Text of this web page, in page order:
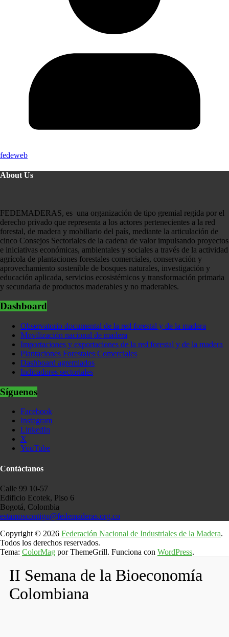
fedeweb
About Us
FEDEMADERAS, es una organización de tipo gremial regida por el
derecho privado que representa a los actores pertenecientes a la red
forestal, de madera y mobiliario del país, mediante la articulación de
cinco Consejos Sectoriales de la cadena de valor impulsando proyectos
e iniciativas económicas, ambientales y sociales a través de la actividad
agrícola de plantaciones forestales comerciales, conservación y
aprovechamiento sostenible de bosques naturales, investigación y
educación aplicada, servicios ecosistémicos y transformación primaria
y secundaria de productos maderables y no maderables.
Dashboard
Observatorio documental de la red forestal y de la madera
Movilización nacional de madera
Importaciones y exportaciones de la red forestal y de la madera
Plantaciones Forestales Comerciales
Dashboard agremiados
Indicadores sectoriales
Síguenos
Facebook
Instagram
LinkedIn
X
YouTube
Contáctanos
Calle 99 10-57
Edificio Ecotek, Piso 6
Bogotá, Colombia
estamoscontigo@fedemaderas.org.co
Copyright © 2026 Federación Nacional de Industriales de la Madera.
Todos los derechos reservados.
Tema: ColorMag por ThemeGrill. Funciona con WordPress.
II Semana de la Bioeconomía
Colombiana